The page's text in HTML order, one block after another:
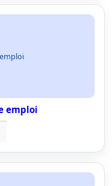
emploi